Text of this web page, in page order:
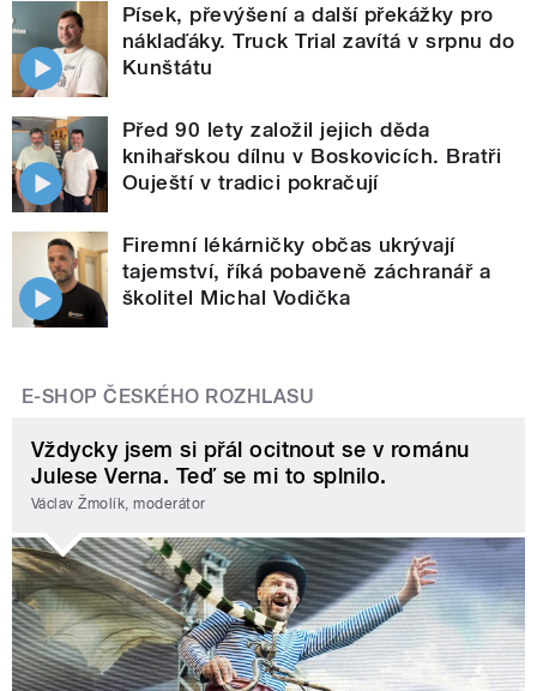
Písek, převýšení a další překážky pro
náklaďáky. Truck Trial zavítá v srpnu do
Kunštátu
Před 90 lety založil jejich děda
knihařskou dílnu v Boskovicích. Bratři
Ouještí v tradici pokračují
Firemní lékárničky občas ukrývají
tajemství, říká pobaveně záchranář a
školitel Michal Vodička
E-SHOP ČESKÉHO ROZHLASU
Vždycky jsem si přál ocitnout se v románu
Julese Verna. Teď se mi to splnilo.
Václav Žmolík, moderátor